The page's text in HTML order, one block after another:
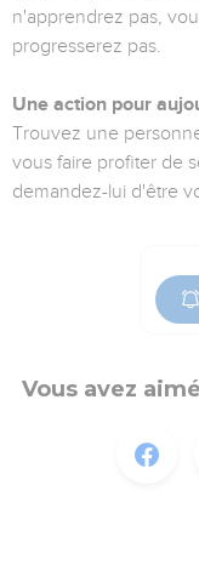
n'apprendrez pas,
progresserez pas.
Une action pour
Trouvez une
vous faire profiter de
demandez-lui d'être
Vous avez